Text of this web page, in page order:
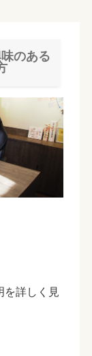
のある
を詳しく見